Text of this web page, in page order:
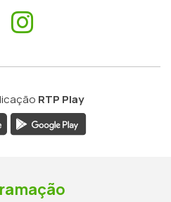
Facebook
RTP Play